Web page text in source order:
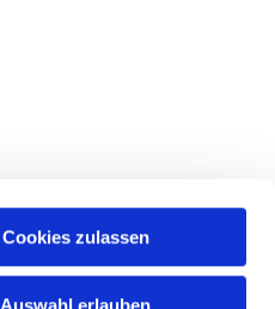
Cookies zulassen
Auswahl erlauben